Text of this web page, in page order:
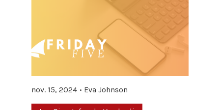
nov. 15, 2024 Eva Johnson